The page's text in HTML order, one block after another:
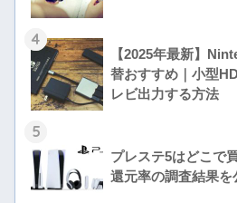
4
【2025年最新】
替おすすめ｜小型
レビ出力する方法
5
プレステ5はどこで
還元率の調査結果を